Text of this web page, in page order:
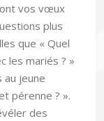
vos vœux
plus
que « Quel
les mariés ? »
au jeune
pérenne ? ».
des